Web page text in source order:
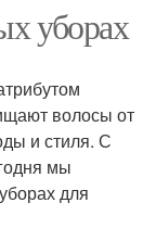
уборах
волосы от
и стиля. С
мы
для